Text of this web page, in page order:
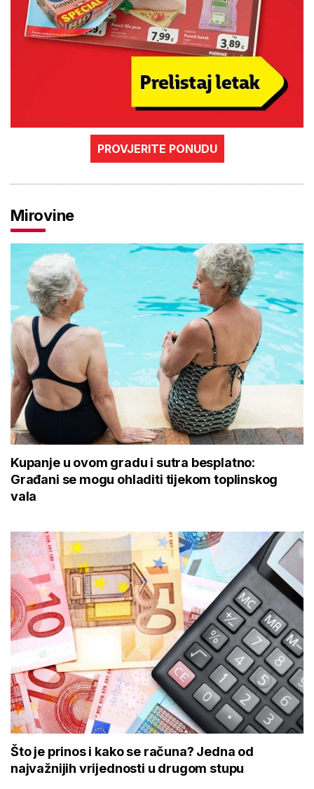
PROVJERITE PONUDU
Mirovine
Kupanje u ovom gradu i sutra besplatno:
Građani se mogu ohladiti tijekom toplinskog
vala
Što je prinos i kako se računa? Jedna od
najvažnijih vrijednosti u drugom stupu